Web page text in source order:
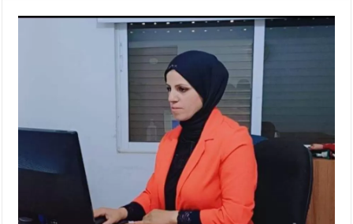
الإسلامية والمسيحية
الأمن يتلف 16 مليون حبة كبتاجون و1480 كغم مواد مخدرة
النواب يقر مشروع تعديل قانون الملكية العقارية
القاضي يلتقي رؤساء تحرير الصحف اليومية ويؤكد حرص مجلس
النواب على شراكة فاعلة مع الإعلام
دعوة المكلفين بخدمة العلم (الدفعة الثالثة) إلى مراجعة منصة خدمة
العلم